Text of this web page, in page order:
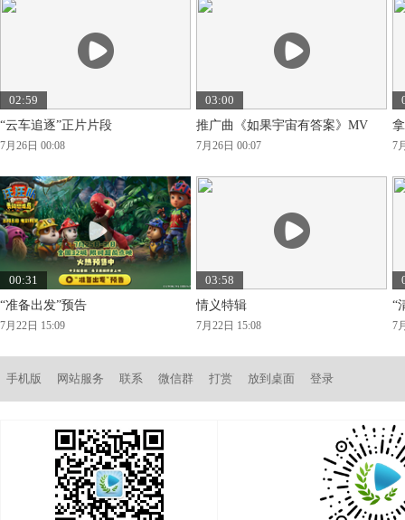
02:59
“云车追逐”正片片段
7月26日 00:08
03:00
推广曲《如果宇宙有答案》MV
7月26日 00:07 7
00:31
“准备出发”预告
7月22日 15:09
03:58
情义特辑
7月22日 15:08
“
7
手机版 网站服务 联系 微信群 打赏 放到桌面 登录